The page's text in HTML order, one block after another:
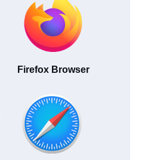
Firefox Browser